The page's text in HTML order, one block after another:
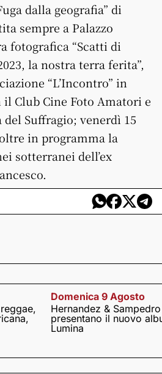
dalla geografia” di
sempre a Palazzo
fotografica “Scatti di
la nostra terra ferita”,
“L’Incontro” in
Club Cine Foto Amatori e
Suffragio; venerdì 15
in programma la
sotterranei dell’ex
Domenica 9 Agosto
Hernandez & Sampedro
presentano il nuovo
Lumina